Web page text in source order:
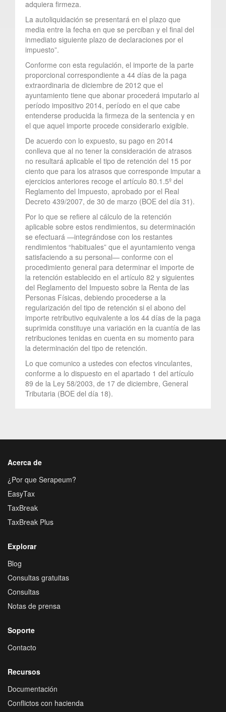
adquiera firmeza.
La autoliquidación se presentará en el plazo que
media entre la fecha en que se perciban y el final del
inmediato siguiente plazo de declaraciones por el
impuesto”.
Conforme con esta regulación, el importe de la parte
proporcional correspondiente a 44 días de la paga
extraordinaria de diciembre de 2012 que el
ayuntamiento tiene que abonar procederá imputarlo al
período impositivo 2014, período en el que cabe
entenderse producida la firmeza de la sentencia y en
el que aquel importe procede considerarlo exigible.
De acuerdo con lo expuesto, su pago en 2014
conlleva que al no tener la consideración de atrasos
no resultará aplicable el tipo de retención del 15 por
ciento que para los atrasos que corresponde imputar a
ejercicios anteriores recoge el artículo 80.1.5º del
Reglamento del Impuesto, aprobado por el Real
Decreto 439/2007, de 30 de marzo (BOE del día 31).
Por lo que se refiere al cálculo de la retención
aplicable sobre estos rendimientos, su determinación
se efectuará —integrándose con los restantes
rendimientos “habituales” que el ayuntamiento venga
satisfaciendo a su personal— conforme con el
procedimiento general para determinar el importe de
la retención establecido en el artículo 82 y siguientes
del Reglamento del Impuesto sobre la Renta de las
Personas Físicas, debiendo procederse a la
regularización del tipo de retención si el abono del
importe retributivo equivalente a los 44 días de la paga
suprimida constituye una variación en la cuantía de las
retribuciones tenidas en cuenta en su momento para
la determinación del tipo de retención.
Lo que comunico a ustedes con efectos vinculantes,
conforme a lo dispuesto en el apartado 1 del artículo
89 de la Ley 58/2003, de 17 de diciembre, General
Tributaria (BOE del día 18).
Acerca de
¿Por que Serapeum?
EasyTax
TaxBreak
TaxBreak Plus
Explorar
Blog
Consultas gratuitas
Consultas
Notas de prensa
Soporte
Contacto
Recursos
Documentación
Conflictos con hacienda